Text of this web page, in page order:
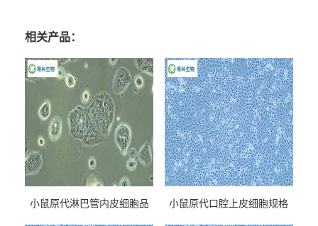
相关产品：
小鼠原代淋巴管内皮细胞品
小鼠原代口腔上皮细胞规格